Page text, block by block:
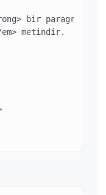
bir paragraf ve
metindir.